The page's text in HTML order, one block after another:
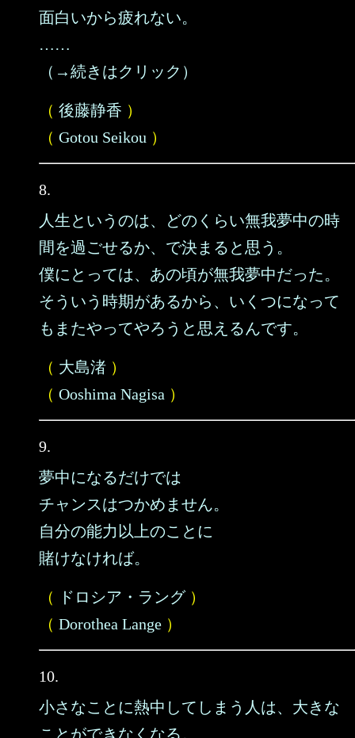
面白いから疲れない。
……
（→続きはクリック）
（ 後藤静香 ）
（ Gotou Seikou ）
8.
人生というのは、どのくらい無我夢中の時
間を過ごせるか、で決まると思う。
僕にとっては、あの頃が無我夢中だった。
そういう時期があるから、いくつになって
もまたやってやろうと思えるんです。
（ 大島渚 ）
（ Ooshima Nagisa ）
9.
夢中になるだけでは
チャンスはつかめません。
自分の能力以上のことに
賭けなければ。
（ ドロシア・ラング）
（ Dorothea Lange ）
10.
小さなことに熱中してしまう人は、大きな
ことができなくなる。